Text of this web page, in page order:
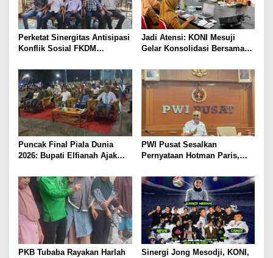
Perketat Sinergitas Antisipasi
Konflik Sosial FKDM
Jadi Atensi: KONI Mesuji
Gelar Konsolidasi Bersama
Rehab Gedung Olahraga,
Sarana Training Center Para
Atlet Daerah
Puncak Final Piala Dunia
2026: Bupati Elfianah Ajak
PWI Pusat Sesalkan
Pernyataan Hotman Paris,
Wartawan dan Kemerdekaan
Pers
PKB Tubaba Rayakan Harlah
Sinergi Jong Mesodji, KONI,